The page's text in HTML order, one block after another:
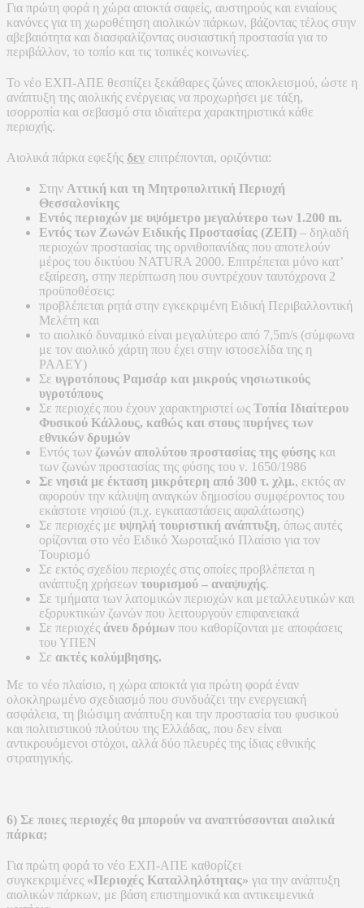
Για πρώτη φορά η χώρα αποκτά σαφείς, αυστηρούς και ενιαίους
κανόνες για τη χωροθέτηση αιολικών πάρκων, βάζοντας τέλος στην
αβεβαιότητα και διασφαλίζοντας ουσιαστική προστασία για το
περιβάλλον, το τοπίο και τις τοπικές κοινωνίες.
Το νέο ΕΧΠ-ΑΠΕ θεσπίζει ξεκάθαρες ζώνες αποκλεισμού, ώστε η
ανάπτυξη της αιολικής ενέργειας να προχωρήσει με τάξη,
ισορροπία και σεβασμό στα ιδιαίτερα χαρακτηριστικά κάθε
περιοχής.
Αιολικά πάρκα εφεξής δεν επιτρέπονται, οριζόντια:
Στην Αττική και τη Μητροπολιτική Περιοχή
Θεσσαλονίκης
Εντός περιοχών με υψόμετρο μεγαλύτερο των 1.200 m.
Εντός των Ζωνών Ειδικής Προστασίας (ΖΕΠ) – δηλαδή
περιοχών προστασίας της ορνιθοπανίδας που αποτελούν
μέρος του δικτύου NATURA 2000. Επιτρέπεται μόνο κατ’
εξαίρεση, στην περίπτωση που συντρέχουν ταυτόχρονα 2
προϋποθέσεις:
προβλέπεται ρητά στην εγκεκριμένη Ειδική Περιβαλλοντική
Μελέτη και
το αιολικό δυναμικό είναι μεγαλύτερο από 7,5m/s (σύμφωνα
με τον αιολικό χάρτη που έχει στην ιστοσελίδα της η
ΡΑΑΕΥ)
Σε υγροτόπους Ραμσάρ και μικρούς νησιωτικούς
υγροτόπους
Σε περιοχές που έχουν χαρακτηριστεί ως Τοπία Ιδιαίτερου
Φυσικού Κάλλους, καθώς και στους πυρήνες των
εθνικών δρυμών
Εντός των ζωνών απολύτου προστασίας της φύσης και
των ζωνών προστασίας της φύσης του ν. 1650/1986
Σε νησιά με έκταση μικρότερη από 300 τ. χλμ., εκτός αν
αφορούν την κάλυψη αναγκών δημοσίου συμφέροντος του
εκάστοτε νησιού (π.χ. εγκαταστάσεις αφαλάτωσης)
Σε περιοχές με υψηλή τουριστική ανάπτυξη, όπως αυτές
ορίζονται στο νέο Ειδικό Χωροταξικό Πλαίσιο για τον
Τουρισμό
Σε εκτός σχεδίου περιοχές στις οποίες προβλέπεται η
ανάπτυξη χρήσεων τουρισμού – αναψυχής.
Σε τμήματα των λατομικών περιοχών και μεταλλευτικών και
εξορυκτικών ζωνών που λειτουργούν επιφανειακά
Σε περιοχές άνευ δρόμων που καθορίζονται με αποφάσεις
του ΥΠΕΝ
Σε ακτές κολύμβησης.
Με το νέο πλαίσιο, η χώρα αποκτά για πρώτη φορά έναν
ολοκληρωμένο σχεδιασμό που συνδυάζει την ενεργειακή
ασφάλεια, τη βιώσιμη ανάπτυξη και την προστασία του φυσικού
και πολιτιστικού πλούτου της Ελλάδας, που δεν είναι
αντικρουόμενοι στόχοι, αλλά δύο πλευρές της ίδιας εθνικής
στρατηγικής.
6) Σε ποιες περιοχές θα μπορούν να αναπτύσσονται αιολικά
πάρκα;
Για πρώτη φορά το νέο ΕΧΠ-ΑΠΕ καθορίζει
συγκεκριμένες «Περιοχές Καταλληλότητας» για την ανάπτυξη
αιολικών πάρκων, με βάση επιστημονικά και αντικειμενικά